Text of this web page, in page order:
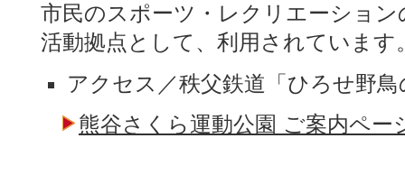
市民のスポーツ・レクリエーション
活動拠点として、利用されていま
アクセス／秩父鉄道「ひろせ野
熊谷さくら運動公園 ご案内ペー